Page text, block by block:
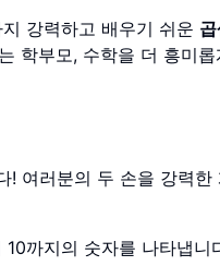
강력하고 배우기 쉬운
학부모, 수학을 더 흥미롭
! 여러분의 두 손을 강력한
까지의 숫자를 나타냅니